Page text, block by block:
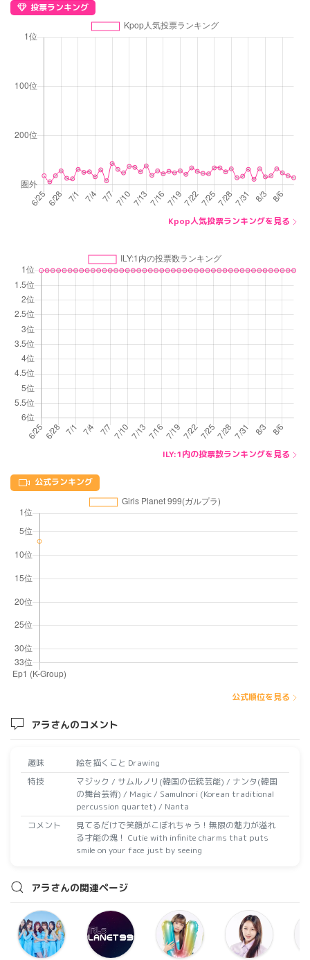
投票ランキング
Kpop人気投票ランキングを見る
ILY:1内の投票数ランキングを見る
公式ランキング
公式順位を見る
アラさんのコメント
趣味
絵を描くこと Drawing
特技
マジック / サムルノリ(韓国の伝統芸能) / ナンタ(韓国
の舞台芸術) / Magic / Samulnori (Korean traditional
percussion quartet) / Nanta
コメント
見てるだけで笑顔がこぼれちゃう！無限の魅力が溢れ
る才能の塊！ Cutie with infinite charms that puts
smile on your face just by seeing
アラさんの関連ページ